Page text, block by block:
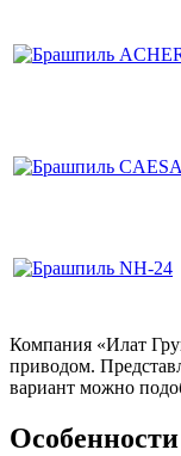
Компания «Илат
приводом.
вариант можно